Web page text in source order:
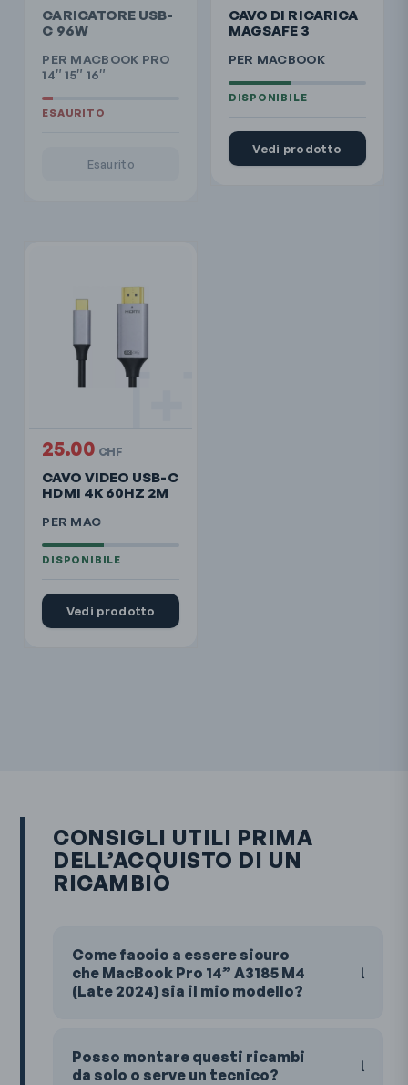
CARICATORE USB-
C 96W
PER MACBOOK PRO
14″ 15″ 16″
Esaurito
CAVO DI RICARICA
MAGSAFE 3
PER MACBOOK
Vedi prodotto
CAVO VIDEO USB-C
HDMI 4K 60HZ 2M
PER MAC
25.00 CHF
Vedi prodotto
CONSIGLI UTILI PRIMA
DELL’ACQUISTO DI UN
RICAMBIO
Come faccio a essere sicuro
che MacBook Pro 14” A3185 M4
(Late 2024) sia il mio modello?
Posso montare questi ricambi
da solo o serve un tecnico?